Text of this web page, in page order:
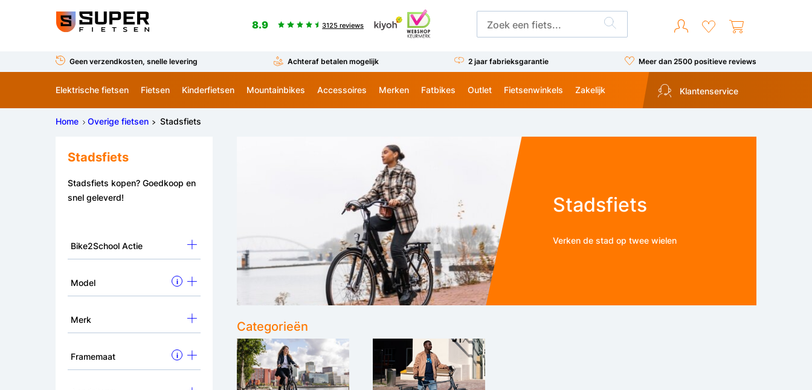
8.9 3125 reviews
Geen verzendkosten, snelle levering Achteraf betalen mogelijk 2 jaar fabrieksgarantie Meer dan 2500 positieve reviews
Elektrische fietsen Fietsen Kinderfietsen Mountainbikes Accessoires Merken Fatbikes Outlet Fietsenwinkels Zakelijk Klantenservice
Home Overige fietsen Stadsfiets
Stadsfiets
Stadsfiets kopen? Goedkoop en
snel geleverd!
Bike2School Actie
Model i
Merk
Framemaat i
Stadsfiets
Verken de stad op twee wielen
Categorieën